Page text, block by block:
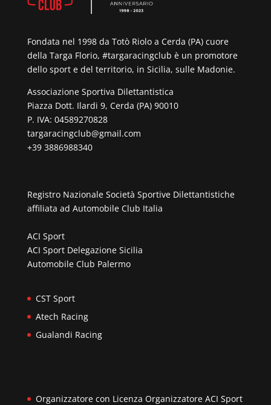
Fondata nel 1998 da Totò Riolo a Cerda (PA) cuore
della Targa Florio, #targaracingclub è un promotore
dello sport e del territorio, in Sicilia, sulle Madonie.
Associazione Sportiva Dilettantistica
Piazza Dott. Ilardi 9, Cerda (PA) 90010
P. IVA: 04589270828
targaracingclub@gmail.com
+39 3886988340
Registro Nazionale Società Sportive Dilettantistiche
affiliata ad Automobile Club Italia
ACI Sport
ACI Sport Delegazione Sicilia
Automobile Club Palermo
CST Sport
Atech Racing
Gualandi Racing
Organizzatore con Licenza Organizzatore ACI Sport